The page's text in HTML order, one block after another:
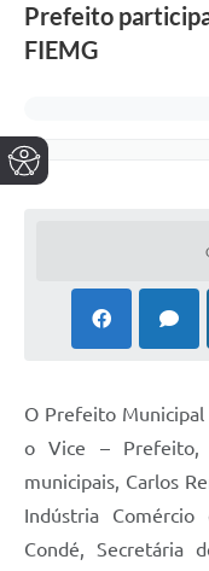
Prefeito
FIEMG
O Prefeito Municipal
o Vice – Prefeito,
municipais, Carlos
Indústria
Condé, Secretária